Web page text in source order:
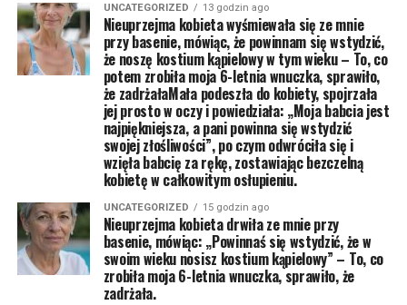
UNCATEGORIZED 13 godzin ago
Nieuprzejma kobieta wyśmiewała się ze mnie
przy basenie, mówiąc, że powinnam się wstydzić,
że noszę kostium kąpielowy w tym wieku – To, co
potem zrobiła moja 6-letnia wnuczka, sprawiło,
że zadrżałaMała podeszła do kobiety, spojrzała
jej prosto w oczy i powiedziała: „Moja babcia jest
najpiękniejsza, a pani powinna się wstydzić
swojej złośliwości”, po czym odwróciła się i
wzięła babcię za rękę, zostawiając bezczelną
kobietę w całkowitym osłupieniu.
UNCATEGORIZED 15 godzin ago
Nieuprzejma kobieta drwiła ze mnie przy
basenie, mówiąc: „Powinnaś się wstydzić, że w
swoim wieku nosisz kostium kąpielowy” – To, co
zrobiła moja 6-letnia wnuczka, sprawiło, że
zadrżała.